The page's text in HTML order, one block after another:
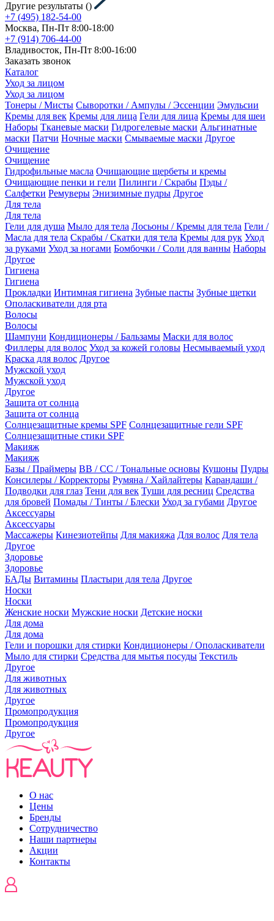
Другие результаты ()
+7 (495) 182-54-00
Москва, Пн-Пт 8:00-18:00
+7 (914) 706-44-00
Владивосток, Пн-Пт 8:00-16:00
Заказать звонок
Каталог
Уход за лицом
Уход за лицом
Тонеры / Мисты Сыворотки / Ампулы / Эссенции Эмульсии
Кремы для век Кремы для лица Гели для лица Кремы для шеи
Наборы Тканевые маски Гидрогелевые маски Альгинатные
маски Патчи Ночные маски Смываемые маски Другое
Очищение
Очищение
Гидрофильные масла Очищающие щербеты и кремы
Очищающие пенки и гели Пилинги / Скрабы Пэды /
Салфетки Ремуверы Энизимные пудры Другое
Для тела
Для тела
Гели для душа Мыло для тела Лосьоны / Кремы для тела Гели /
Масла для тела Скрабы / Скатки для тела Кремы для рук Уход
за руками Уход за ногами Бомбочки / Соли для ванны Наборы
Другое
Гигиена
Гигиена
Прокладки Интимная гигиена Зубные пасты Зубные щетки
Ополаскиватели для рта
Волосы
Волосы
Шампуни Кондиционеры / Бальзамы Маски для волос
Филлеры для волос Уход за кожей головы Несмываемый уход
Краска для волос Другое
Мужской уход
Мужской уход
Другое
Защита от солнца
Защита от солнца
Солнцезащитные кремы SPF Солнцезащитные гели SPF
Солнцезащитные стики SPF
Макияж
Макияж
Базы / Праймеры BB / CC / Тональные основы Кушоны Пудры
Консилеры / Корректоры Румяна / Хайлайтеры Карандаши /
Подводки для глаз Тени для век Туши для ресниц Средства
для бровей Помады / Тинты / Блески Уход за губами Другое
Аксессуары
Аксессуары
Массажеры Кинезиотейпы Для макияжа Для волос Для тела
Другое
Здоровье
Здоровье
БАДы Витамины Пластыри для тела Другое
Носки
Носки
Женские носки Мужские носки Детские носки
Для дома
Для дома
Гели и порошки для стирки Кондиционеры / Ополаскиватели
Мыло для стирки Средства для мытья посуды Текстиль
Другое
Для животных
Для животных
Другое
Промопродукция
Промопродукция
Другое
О нас
Цены
Бренды
Сотрудничество
Наши партнеры
Акции
Контакты